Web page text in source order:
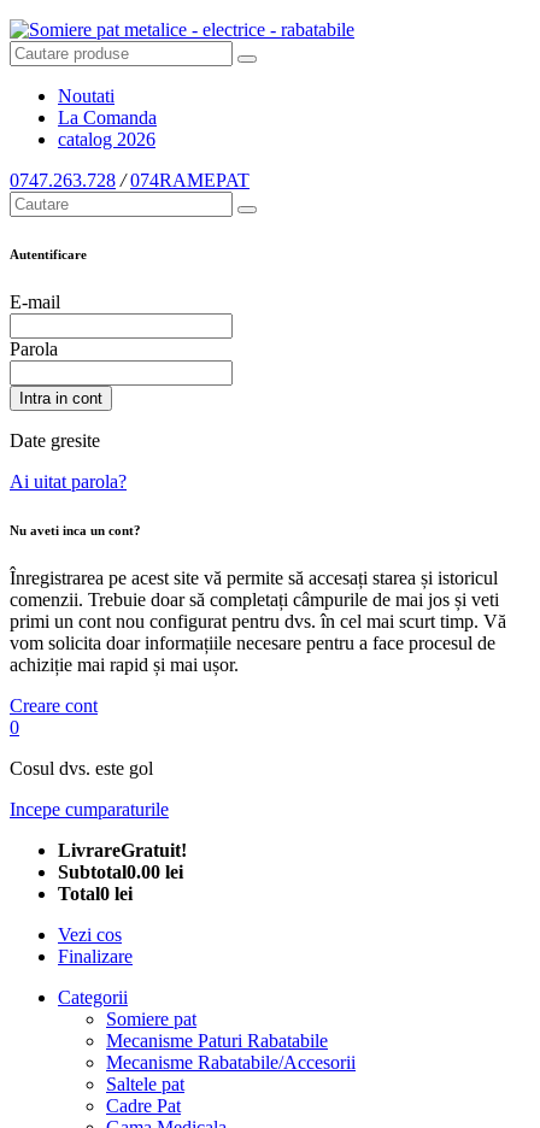
Noutati
La Comanda
catalog 2026
0747.263.728 / 074RAMEPAT
Autentificare
E-mail
Parola
Intra in cont
Date gresite
Ai uitat parola?
Nu aveti inca un cont?
Înregistrarea pe acest site vă permite să accesați starea și istoricul
comenzii. Trebuie doar să completați câmpurile de mai jos și veti
primi un cont nou configurat pentru dvs. în cel mai scurt timp. Vă
vom solicita doar informațiile necesare pentru a face procesul de
achiziție mai rapid și mai ușor.
Creare cont
0
Cosul dvs. este gol
Incepe cumparaturile
LivrareGratuit!
Subtotal0.00 lei
Total0 lei
Vezi cos
Finalizare
Categorii
Somiere pat
Mecanisme Paturi Rabatabile
Mecanisme Rabatabile/Accesorii
Saltele pat
Cadre Pat